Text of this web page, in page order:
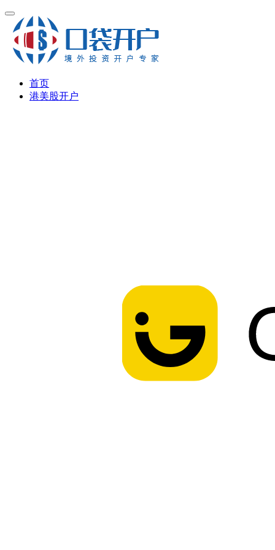
首页
港美股开户